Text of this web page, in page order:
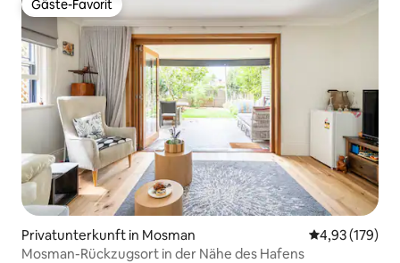
Gäste-Favorit
Gäste-Favorit
Privatunterkunft in Mosman
4,93 (179)
Mosman-Rückzugsort in der Nähe des Hafens